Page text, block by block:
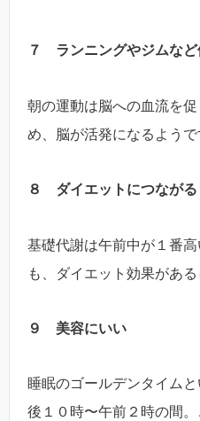
７ ランニングやジムなど
朝の運動は脳への血流を
め、脳が活発になるようで
８ ダイエットにつながる
基礎代謝は午前中が１番
も、ダイエット効果がある
９ 美容にいい
睡眠のゴールデンタイム
後１０時〜午前２時の間